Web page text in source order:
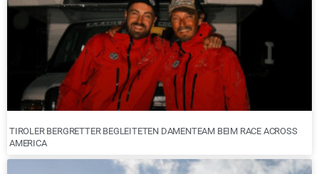
TIROLER BERGRETTER BEGLEITETEN DAMENTEAM BEIM RACE ACROSS
AMERICA